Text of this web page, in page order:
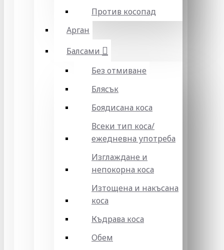
Против косопад
Арган
Балсами
Без отмиване
Блясък
Боядисана коса
Всеки тип коса/
ежедневна употреба
Изглаждане и
непокорна коса
Изтощена и накъсана
коса
Къдрава коса
Обем